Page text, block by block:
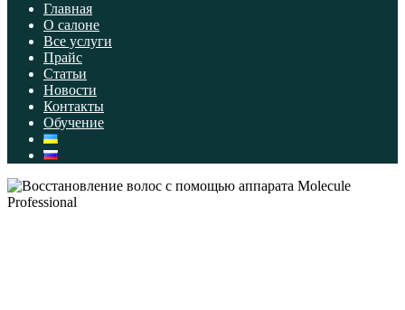
Главная
О салоне
Все услуги
Прайс
Статьи
Новости
Контакты
Обучение